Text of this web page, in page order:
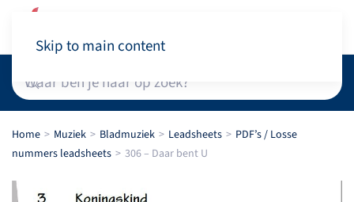
Skip to main content
Home Muziek Bladmuziek Leadsheets
PDF’s / Losse
nummers leadsheets
306 – Daar bent U